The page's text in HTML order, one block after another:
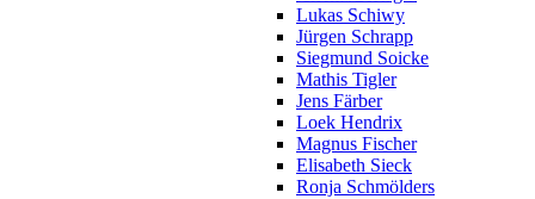
Lukas Schiwy
Jürgen Schrapp
Siegmund Soicke
Mathis Tigler
Jens Färber
Loek Hendrix
Magnus Fischer
Elisabeth Sieck
Ronja Schmölders